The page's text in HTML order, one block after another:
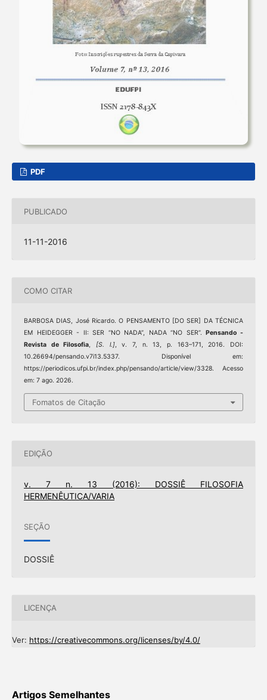
PDF
PUBLICADO
11-11-2016
COMO CITAR
BARBOSA DIAS, José Ricardo. O PENSAMENTO [DO SER] DA TÉCNICA
EM HEIDEGGER - II: SER “NO NADA”, NADA “NO SER”.Pensando -
Revista de Filosofia, [S. l.], v. 7, n. 13, p. 163–171, 2016. DOI:
10.26694/pensando.v7i13.5337. Disponível em:
https://periodicos.ufpi.br/index.php/pensando/article/view/3328. Acesso
em: 7 ago. 2026.
Fomatos de Citação
EDIÇÃO
v. 7 n. 13 (2016): DOSSIÊ FILOSOFIA
HERMENÊUTICA/VARIA
SEÇÃO
DOSSIÊ
LICENÇA
Ver: https://creativecommons.org/licenses/by/4.0/
Artigos Semelhantes